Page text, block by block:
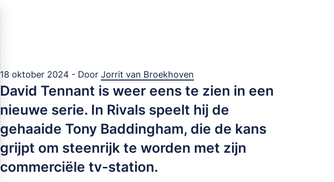
18 oktober 2024 - Door Jorrit van Broekhoven
David Tennant is weer eens te zien in een
nieuwe serie. In Rivals speelt hij de
gehaaide Tony Baddingham, die de kans
grijpt om steenrijk te worden met zijn
commerciële tv-station.